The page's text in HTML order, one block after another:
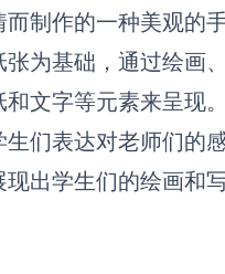
思设计
体化产品设计工具
博思AIPPT
生成PPT，支持在线编辑
而制作的一种美观的
张为基础，通过绘画
文字等元素来呈现。
生们表达对老师们的
出学生们的绘画和写